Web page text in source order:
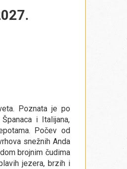
Poznata je po
i Italijana,
Počev od
snežnih Anda
brojnim čudima
jezera, brzih i